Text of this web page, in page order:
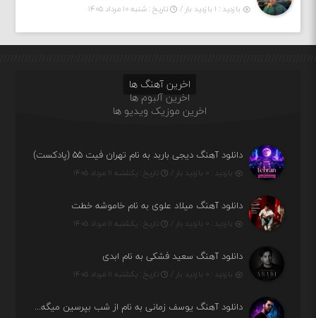
بازدید : ۱ بازدید بار / تاریخ : شنبه ۱۰ مرداد ۱۴۰۵
اخرین آهنگ ها
اخرین آلبوم ها
اخرین موزیک ویدیو ها
دانلود آهنگ دیجی باربد به نام تهران فیت ۵۵ (پادکست)
بازدید : ۰ بازدید بار / تاریخ : یکشنبه ۱۱ مرداد ۱۴۰۵
دانلود آهنگ میلاد علوی به نام خاموشه خطت
بازدید : ۰ بازدید بار / تاریخ : یکشنبه ۱۱ مرداد ۱۴۰۵
دانلود آهنگ سعید فشکی به نام ابدی
بازدید : ۰ بازدید بار / تاریخ : یکشنبه ۱۱ مرداد ۱۴۰۵
دانلود آهنگ یوسف زمانی به نام از شب بپرسین میگه چه روزگاری دارم